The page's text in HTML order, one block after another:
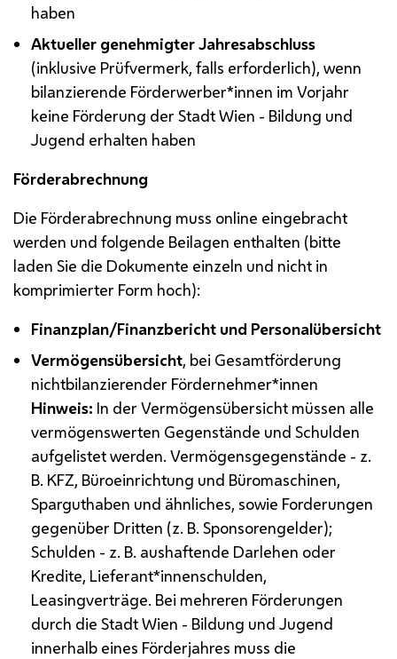
haben
Aktueller genehmigter Jahresabschluss
(inklusive Prüfvermerk, falls erforderlich), wenn
bilanzierende Förderwerber*innen im Vorjahr
keine Förderung der Stadt Wien - Bildung und
Jugend erhalten haben
Förderabrechnung
Die Förderabrechnung muss online eingebracht
werden und folgende Beilagen enthalten (bitte
laden Sie die Dokumente einzeln und nicht in
komprimierter Form hoch):
Finanzplan/Finanzbericht und Personalübersicht
Vermögensübersicht, bei Gesamtförderung
nichtbilanzierender Fördernehmer*innen
Hinweis: In der Vermögensübersicht müssen alle
vermögenswerten Gegenstände und Schulden
aufgelistet werden. Vermögensgegenstände - z.
B. KFZ, Büroeinrichtung und Büromaschinen,
Sparguthaben und ähnliches, sowie Forderungen
gegenüber Dritten (z. B. Sponsorengelder);
Schulden - z. B. aushaftende Darlehen oder
Kredite, Lieferant*innenschulden,
Leasingverträge. Bei mehreren Förderungen
durch die Stadt Wien - Bildung und Jugend
innerhalb eines Förderjahres muss die